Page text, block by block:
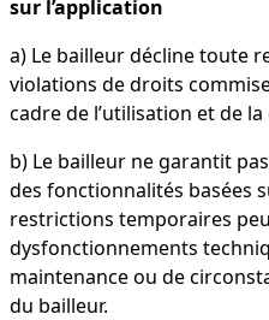
sur l’application
a) Le bailleur décline toute
violations de droits
cadre de l’utilisation et de
b) Le bailleur ne garantit
des fonctionnalités basées
restrictions temporaires
dysfonctionnements
maintenance ou de
du bailleur.